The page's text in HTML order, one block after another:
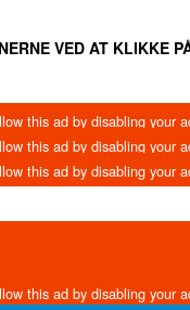
VED AT KLIKKE